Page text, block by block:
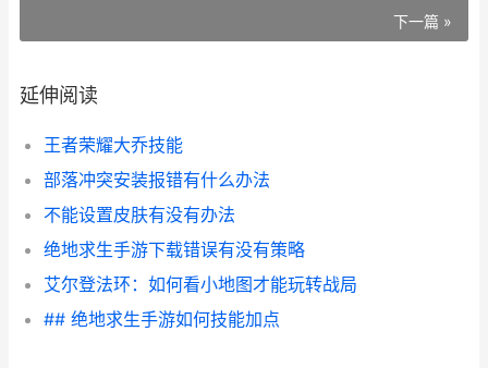
下一篇 »
延伸阅读
王者荣耀大乔技能
部落冲突安装报错有什么办法
不能设置皮肤有没有办法
绝地求生手游下载错误有没有策略
艾尔登法环：如何看小地图才能玩转战局
## 绝地求生手游如何技能加点